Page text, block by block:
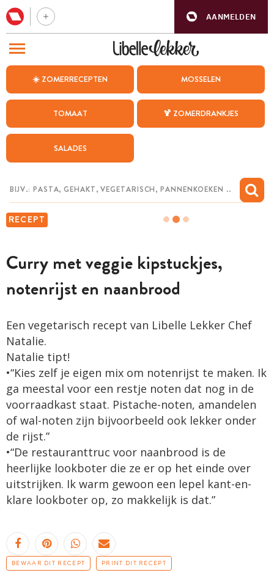
AANMELDEN
☀️ ZOMERRECEPTEN MOSSELEN
TOMAAT 🍹 ZOMERDRANKJES
SALADES
RECEPT
Curry met veggie kipstuckjes,
notenrijst en naanbrood
Een vegetarisch recept van Libelle Lekker Chef
Natalie.
Natalie tipt!
•“Kies zelf je eigen mix om notenrijst te maken. Ik
ga meestal voor een restje ­noten dat nog in de
voorraadkast staat. Pistache-noten, amandelen
of wal-noten zijn bijvoorbeeld ook lekker onder
de rijst.”
•“De restauranttruc voor naanbrood is de
heerlijke lookboter die ze er op het einde over
uitstrijken. Ik warm gewoon een lepel kant-en-
klare lookboter op, zo makkelijk is dat.”
BEWAAR DIT RECEPT PRINT DIT RECEPT
BEZOEK ONZE ANDERE WEBSITES
WEEKMENU
CHAT MET MAIA
MIJN BEWAARDE RECEPTEN